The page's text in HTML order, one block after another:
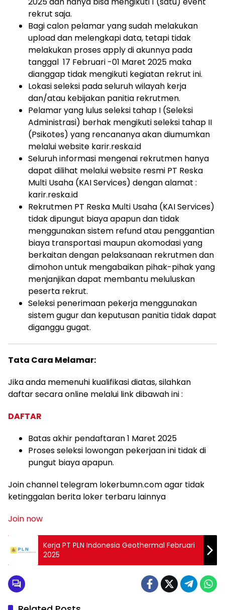
rekrut saja.
Bagi calon pelamar yang sudah melakukan
upload dan melengkapi data, tetapi tidak
melakukan proses apply di akunnya pada
tanggal 17 Februari -01 Maret 2025 maka
dianggap tidak mengikuti kegiatan rekrut ini.
Lokasi seleksi pada seluruh wilayah kerja
dan/atau kebijakan panitia rekrutmen.
Pelamar yang lulus seleksi tahap I (Seleksi
Administrasi) berhak mengikuti seleksi tahap II
(Psikotes) yang rencananya akan diumumkan
melalui website karir.reska.id
Seluruh informasi mengenai rekrutmen hanya
dapat dilihat melalui website resmi PT Reska
Multi Usaha (KAI Services) dengan alamat :
karir.reska.id
Rekrutmen PT Reska Multi Usaha (KAI Services)
tidak dipungut biaya apapun dan tidak
menggunakan sistem refund atau penggantian
biaya transportasi maupun akomodasi yang
berkaitan dengan pelaksanaan rekrutmen dan
dimohon untuk mengabaikan pihak-pihak yang
menjanjikan dapat membantu meluluskan
peserta rekrut.
Seleksi penerimaan pekerja menggunakan
sistem gugur dan keputusan panitia tidak dapat
diganggu gugat.
Tata Cara Melamar:
Jika anda memenuhi kualifikasi diatas, silahkan
daftar secara online melalui link dibawah ini :
DAFTAR
Batas akhir pendaftaran 1 Maret 2025
Proses seleksi lowongan pekerjaan ini tidak di
pungut biaya apapun.
Join channel telegram lokerbumn.com agar tidak
ketinggalan berita loker terbaru lainnya
Join now
Kerja PT PLN Indonesia Geothermal Februari
2025